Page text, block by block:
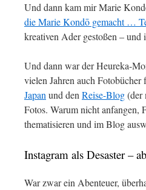
Und dann kam mir Marie
die Marie Kondō gemacht …
kreativen Ader gestoßen –
Und dann war der Heureka-
vielen Jahren auch
Japan und den Reise-Blog(der
Fotos. Warum nicht anfangen,
thematisieren und im Blog
Instagram als Desaster –
War zwar ein Abenteuer,